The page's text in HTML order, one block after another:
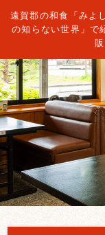
遠賀郡の和食「みよ
の知らない世界」で